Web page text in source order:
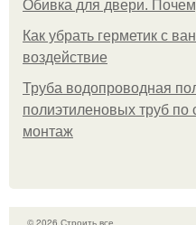
Обивка для двери.
Как убрать герметик с
воздействие
Труба водопроводная
полиэтиленовых труб
монтаж
© 2026 Строить все